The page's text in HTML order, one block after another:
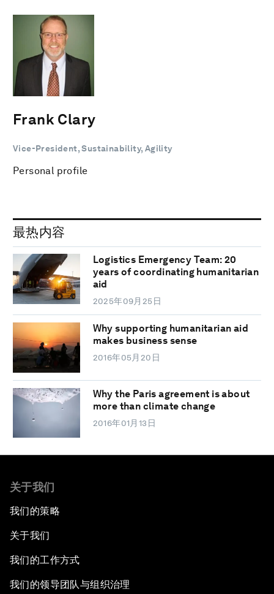
Frank Clary
Vice-President, Sustainability, Agility
Personal profile
最热内容
Logistics Emergency Team: 20
years of coordinating humanitarian
aid
2025年09月25日
Why supporting humanitarian aid
makes business sense
2016年05月20日
Why the Paris agreement is about
more than climate change
2016年01月13日
关于我们
我们的策略
关于我们
我们的工作方式
我们的领导团队与组织治理